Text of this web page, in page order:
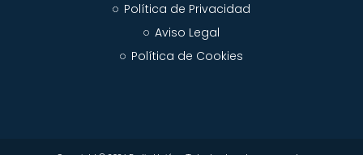
Política de Privacidad
Aviso Legal
Política de Cookies